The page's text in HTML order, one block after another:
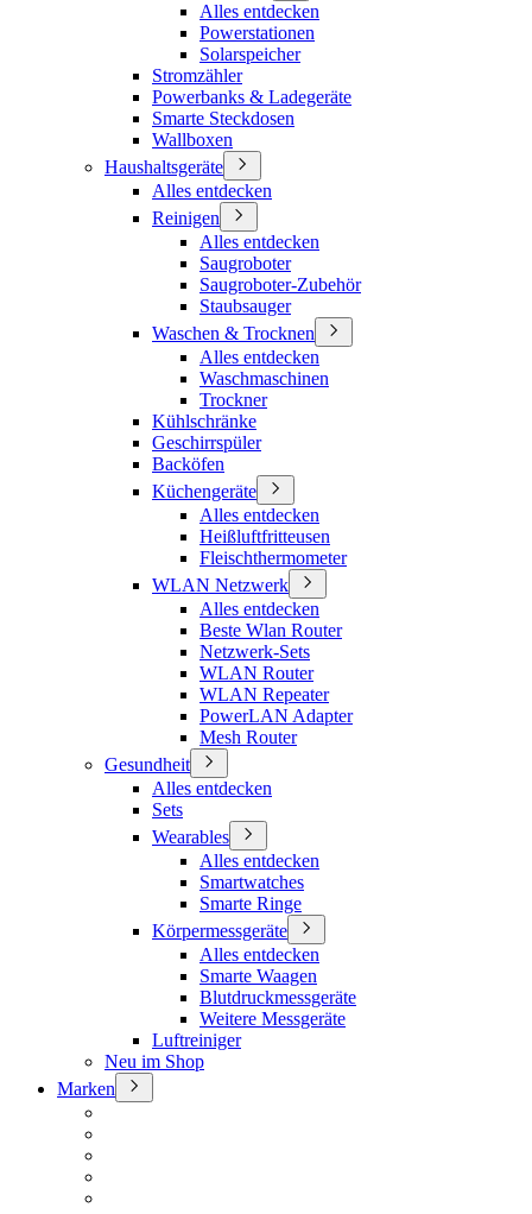
Alles entdecken
Powerstationen
Solarspeicher
Stromzähler
Powerbanks & Ladegeräte
Smarte Steckdosen
Wallboxen
Haushaltsgeräte
Alles entdecken
Reinigen
Alles entdecken
Saugroboter
Saugroboter-Zubehör
Staubsauger
Waschen & Trocknen
Alles entdecken
Waschmaschinen
Trockner
Kühlschränke
Geschirrspüler
Backöfen
Küchengeräte
Alles entdecken
Heißluftfritteusen
Fleischthermometer
WLAN Netzwerk
Alles entdecken
Beste Wlan Router
Netzwerk-Sets
WLAN Router
WLAN Repeater
PowerLAN Adapter
Mesh Router
Gesundheit
Alles entdecken
Sets
Wearables
Alles entdecken
Smartwatches
Smarte Ringe
Körpermessgeräte
Alles entdecken
Smarte Waagen
Blutdruckmessgeräte
Weitere Messgeräte
Luftreiniger
Neu im Shop
Marken